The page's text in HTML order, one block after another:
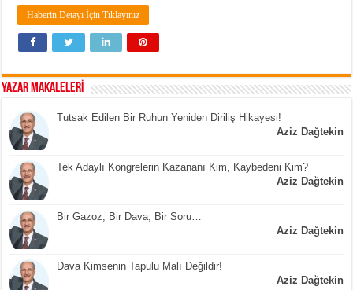
Haberin Detayı İçin Tıklayınız
YAZAR MAKALELERİ
Tutsak Edilen Bir Ruhun Yeniden Diriliş Hikayesi!
Aziz Dağtekin
Tek Adaylı Kongrelerin Kazananı Kim, Kaybedeni Kim?
Aziz Dağtekin
Bir Gazoz, Bir Dava, Bir Soru…
Aziz Dağtekin
Dava Kimsenin Tapulu Malı Değildir!
Aziz Dağtekin